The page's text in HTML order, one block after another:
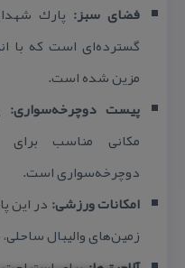
فضای سبز: پارك
گسترده‌ای است كه با
مزین شده است.
پیست دوچرخه‌سواری:
مكانی مناسب برای
دوچرخه‌سواری است.
امكانات ورزشی: در این
زمین‌های والیبال